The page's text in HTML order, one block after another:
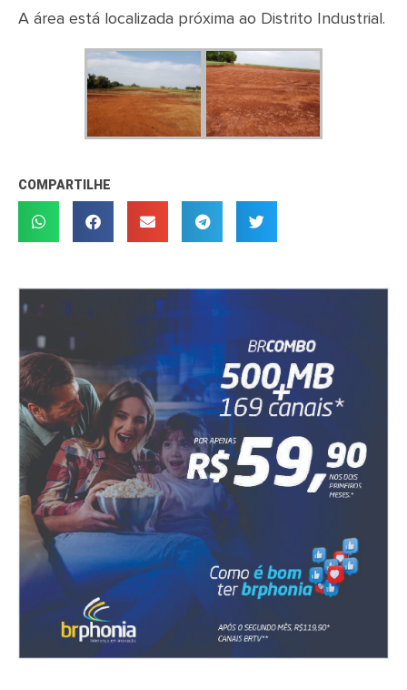
A área está localizada próxima ao Distrito Industrial.
COMPARTILHE